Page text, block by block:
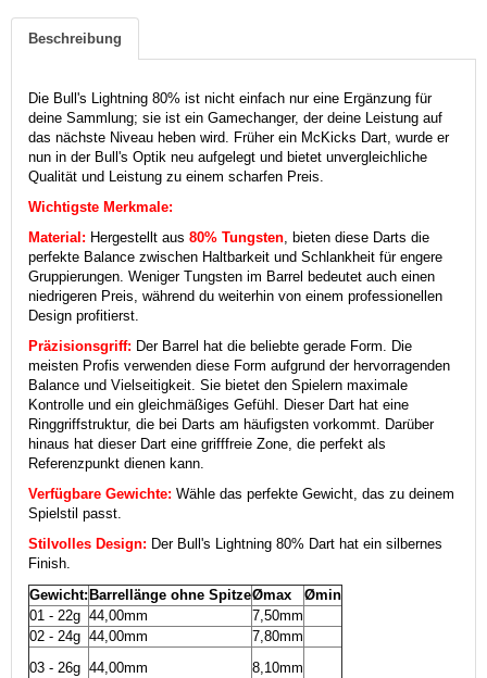
Beschreibung
Die Bull's Lightning 80% ist nicht einfach nur eine Ergänzung für
deine Sammlung; sie ist ein Gamechanger, der deine Leistung auf
das nächste Niveau heben wird. Früher ein McKicks Dart, wurde er
nun in der Bull's Optik neu aufgelegt und bietet unvergleichliche
Qualität und Leistung zu einem scharfen Preis.
Wichtigste Merkmale:
Material: Hergestellt aus 80% Tungsten , bieten diese Darts die
perfekte Balance zwischen Haltbarkeit und Schlankheit für engere
Gruppierungen. Weniger Tungsten im Barrel bedeutet auch einen
niedrigeren Preis, während du weiterhin von einem professionellen
Design profitierst.
Präzisionsgriff: Der Barrel hat die beliebte gerade Form. Die
meisten Profis verwenden diese Form aufgrund der hervorragenden
Balance und Vielseitigkeit. Sie bietet den Spielern maximale
Kontrolle und ein gleichmäßiges Gefühl. Dieser Dart hat eine
Ringgriffstruktur, die bei Darts am häufigsten vorkommt. Darüber
hinaus hat dieser Dart eine grifffreie Zone, die perfekt als
Referenzpunkt dienen kann.
Verfügbare Gewichte: Wähle das perfekte Gewicht, das zu deinem
Spielstil passt.
Stilvolles Design: Der Bull's Lightning 80% Dart hat ein silbernes
Finish.
Gewicht:Barrellänge ohne SpitzeØmax
Ømin
01 - 22g 44,00mm
7,50mm
02 - 24g 44,00mm
7,80mm
03 - 26g 44,00mm
8,10mm